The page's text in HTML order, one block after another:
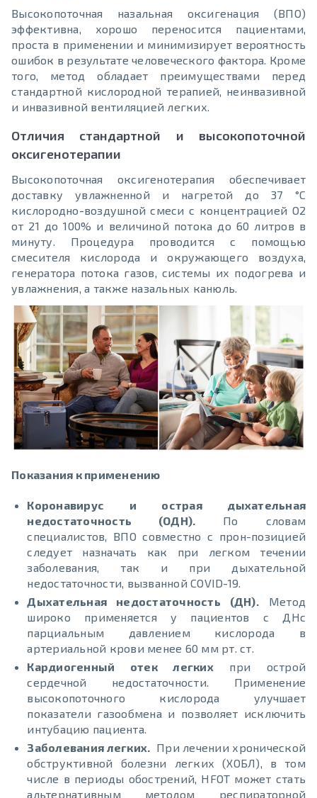
Высокопоточная назальная оксигенация (ВПО)
эффективна, хорошо переносится пациентами,
проста в применении и минимизирует вероятность
ошибок в результате человеческого фактора. Кроме
того, метод обладает преимуществами перед
стандартной кислородной терапией, неинвазивной
и инвазивной вентиляцией легких.
Отличия стандартной и высокопоточной
оксигенотерапии
Высокопоточная оксигенотерапия обеспечивает
доставку увлажненной и нагретой до 37 °C
кислородно-воздушной смеси с концентрацией O2
от 21 до 100% и величиной потока до 60 литров в
минуту. Процедура проводится с помощью
смесителя кислорода и окружающего воздуха,
генератора потока газов, системы их подогрева и
увлажнения, а также назальных канюль.
Показания к применению
Коронавирус и острая дыхательная
недостаточность (ОДН). По словам
специалистов, ВПО совместно с прон-позицией
следует назначать как при легком течении
заболевания, так и при дыхательной
недостаточности, вызванной COVID-19.
Дыхательная недостаточность (ДН).Метод
широко применяется у пациентов с ДНс
парциальным давлением кислорода в
артериальной крови менее 60 мм рт. ст.
Кардиогенный отек легкихпри острой
сердечной недостаточности. Применение
высокопоточного кислорода улучшает
показатели газообмена и позволяет исключить
интубацию пациента.
Заболевания легких. При лечении хронической
обструктивной болезни легких (ХОБЛ), в том
числе в периоды обострений, HFOT может стать
альтернативным методом респираторной